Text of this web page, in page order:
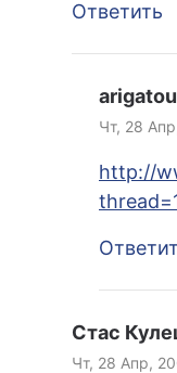
Ответить
Чт, 28
http://
Стас
Чт, 28 Апр,